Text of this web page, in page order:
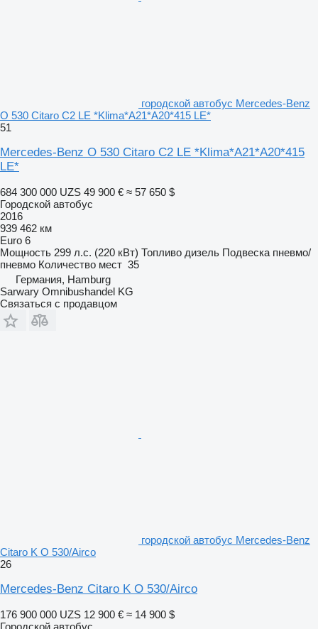
городской автобус Mercedes-Benz
O 530 Citaro C2 LE *Klima*A21*A20*415 LE*
51
Mercedes-Benz O 530 Citaro C2 LE *Klima*A21*A20*415
LE*
684 300 000 UZS 49 900 € ≈ 57 650 $
Городской автобус
2016
939 462 км
Euro 6
Мощность 299 л.с. (220 кВт) Топливо дизель Подвеска пневмо/
пневмо Количество мест 35
Германия, Hamburg
Sarwary Omnibushandel KG
Связаться с продавцом
городской автобус Mercedes-Benz
Citaro K O 530/Airco
26
Mercedes-Benz Citaro K O 530/Airco
176 900 000 UZS 12 900 € ≈ 14 900 $
Городской автобус